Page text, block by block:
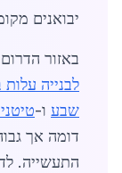
יבואנים
באזור
לבנייה
שבע ו-
דומה אך
התעשייה.